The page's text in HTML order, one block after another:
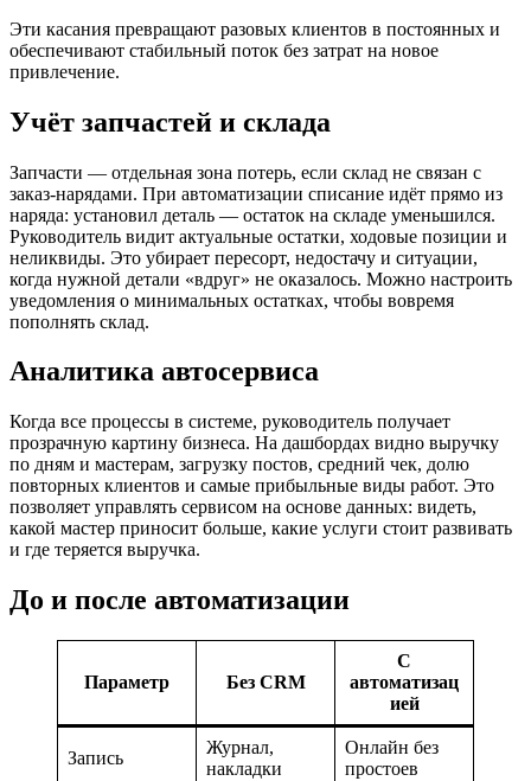
Эти касания превращают разовых клиентов в постоянных и
обеспечивают стабильный поток без затрат на новое
привлечение.
Учёт запчастей и склада
Запчасти — отдельная зона потерь, если склад не связан с
заказ-нарядами. При автоматизации списание идёт прямо из
наряда: установил деталь — остаток на складе уменьшился.
Руководитель видит актуальные остатки, ходовые позиции и
неликвиды. Это убирает пересорт, недостачу и ситуации,
когда нужной детали «вдруг» не оказалось. Можно настроить
уведомления о минимальных остатках, чтобы вовремя
пополнять склад.
Аналитика автосервиса
Когда все процессы в системе, руководитель получает
прозрачную картину бизнеса. На дашбордах видно выручку
по дням и мастерам, загрузку постов, средний чек, долю
повторных клиентов и самые прибыльные виды работ. Это
позволяет управлять сервисом на основе данных: видеть,
какой мастер приносит больше, какие услуги стоит развивать
и где теряется выручка.
До и после автоматизации
Параметр Без CRM
С
автоматизац
ией
Запись
Журнал,
накладки
Онлайн без
простоев